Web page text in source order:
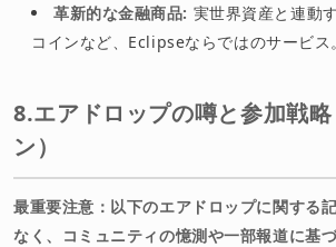
革新的な金融商品: 実世界資産と連動
コインなど、Eclipseならではのサービス。
8.エアドロップの噂と参加戦略
ン）
最重要注意：以下のエアドロップに関する
なく、コミュニティの憶測や一部報道に基